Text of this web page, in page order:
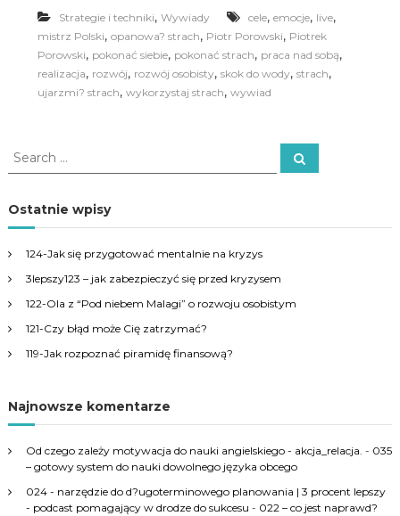
Strategie i techniki, Wywiady cele, emocje, live,
mistrz Polski, opanowa? strach, Piotr Porowski, Piotrek
Porowski, pokonać siebie, pokonać strach, praca nad sobą,
realizacja, rozwój, rozwój osobisty, skok do wody, strach,
ujarzmi? strach, wykorzystaj strach, wywiad
S
e
r
c
o
r
S
e
Ostatnie wpisy
124-Jak się przygotować mentalnie na kryzys
3lepszy123 – jak zabezpieczyć się przed kryzysem
122-Ola z “Pod niebem Malagi” o rozwoju osobistym
121-Czy błąd może Cię zatrzymać?
119-Jak rozpoznać piramidę finansową?
Najnowsze komentarze
Od czego zależy motywacja do nauki angielskiego - akcja_relacja. - 035
– gotowy system do nauki dowolnego języka obcego
024 - narzędzie do d?ugoterminowego planowania | 3 procent lepszy
- podcast pomagający w drodze do sukcesu - 022 – co jest naprawd?